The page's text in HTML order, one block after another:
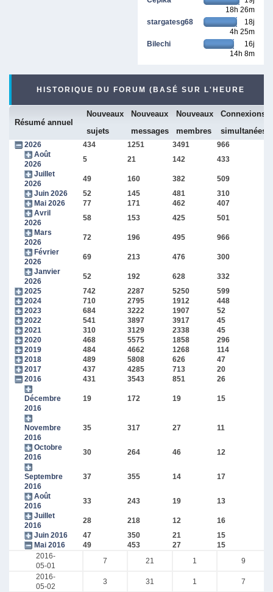
18h 26m
stargatesg68
18j
4h 25m
Bilechi
16j
14h 8m
HISTORIQUE DU FORUM (BASÉ SUR L'HEURE
Résumé annuel
Nouveaux
sujets
Nouveaux
messages
Nouveaux
membres
Connexions
simultanées
2026 434 1251 3491 966
Août
2026
5 21 142 433
Juillet
2026
49 160 382 509
Juin 2026
52 145 481 310
Mai 2026
77 171 462 407
Avril
2026
58 153 425 501
Mars
2026
72 196 495 966
Février
2026
69 213 476 300
Janvier
2026
52 192 628 332
2025
742 2287 5250 599
2024
710 2795 1912 448
2023
684 3222 1907 52
2022
541 3897 3917 45
2021
310 3129 2338 45
2020
468 5575 1858 296
2019
484 4662 1268 114
2018
489 5808 626 47
2017
437 4285 713 20
2016
431 3543 851 26
Décembre
2016
19 172 19 15
Novembre
2016
35 317 27 11
Octobre
2016
30 264 46 12
Septembre
2016
37 355 14 17
Août
2016
33 243 19 13
Juillet
2016
28 218 12 16
Juin 2016
47 350 21 15
Mai 2016
49 453 27 15
2016-
05-01
7 21 1
9
2016-
05-02
3 31 1
7